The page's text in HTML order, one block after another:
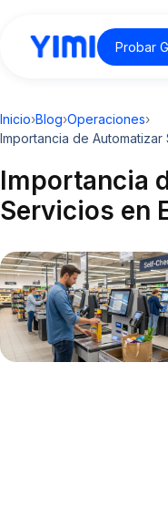
Probar
Inicio›Blog›Operaciones›
Importancia de Automatizar
Importancia
Servicios en